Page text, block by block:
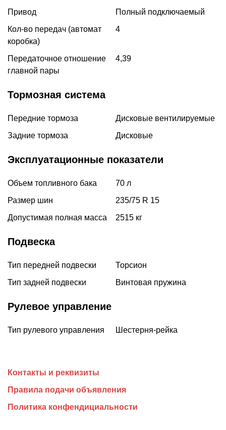
Привод
Полный подключаемый
Кол-во передач (автомат
коробка)
4
Передаточное отношение
главной пары
4,39
Тормозная система
Передние тормоза
Дисковые вентилируемые
Задние тормоза
Дисковые
Эксплуатационные показатели
Объем топливного бака
70 л
Размер шин
235/75 R 15
Допустимая полная масса
2515 кг
Подвеска
Тип передней подвески
Торсион
Тип задней подвески
Винтовая пружина
Рулевое управление
Тип рулевого управления Шестерня-рейка
Контакты и реквизиты
Правила подачи объявления
Политика конфендициальности